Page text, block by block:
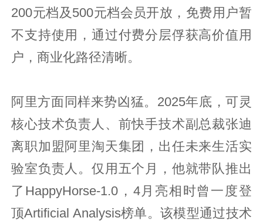
200元档及500元档会员开放，免费用户暂
不支持使用，通过付费分层俘获高价值用
户，商业化路径清晰。
阿里方面同样来势凶猛。2025年底，可灵
核心技术负责人、前快手技术副总裁张迪
离职加盟阿里淘天集团，出任未来生活实
验室负责人。仅用五个月，他就带队推出
了HappyHorse-1.0，4月亮相时曾一度登
顶Artificial Analysis榜单。该模型通过技术